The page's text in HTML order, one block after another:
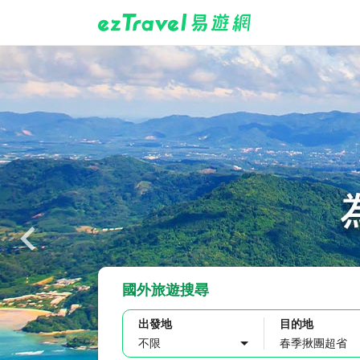
國外旅遊搜尋
出發地
不限
目的地